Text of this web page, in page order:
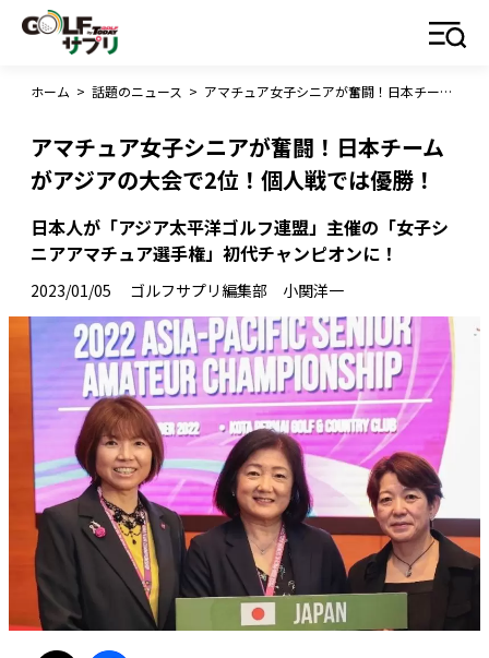
ホーム > 話題のニュース > アマチュア女子シニアが奮闘！日本チームがアジアの大会で2位！個人戦では優勝！
アマチュア女子シニアが奮闘！日本チーム
がアジアの大会で2位！個人戦では優勝！
日本人が「アジア太平洋ゴルフ連盟」主催の「女子シ
ニアアマチュア選手権」初代チャンピオンに！
2023/01/05 ゴルフサプリ編集部 小関洋一